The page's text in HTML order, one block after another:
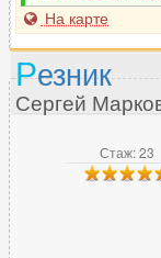
На карте
Стаж: 23
Резник
Сергей